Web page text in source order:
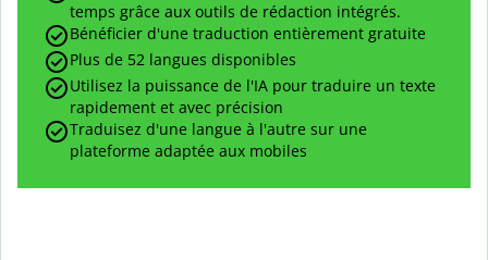
temps grâce aux outils de rédaction intégrés.
Bénéficier d'une traduction entièrement gratuite
Plus de 52 langues disponibles
Utilisez la puissance de l'IA pour traduire un texte
rapidement et avec précision
Traduisez d'une langue à l'autre sur une
plateforme adaptée aux mobiles